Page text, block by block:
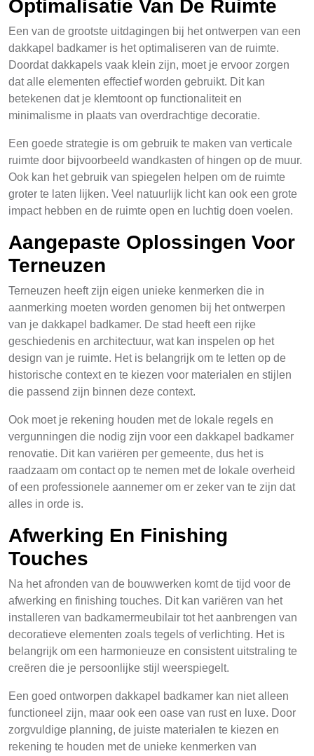
Optimalisatie Van De Ruimte
Een van de grootste uitdagingen bij het ontwerpen van een
dakkapel badkamer is het optimaliseren van de ruimte.
Doordat dakkapels vaak klein zijn, moet je ervoor zorgen
dat alle elementen effectief worden gebruikt. Dit kan
betekenen dat je klemtoont op functionaliteit en
minimalisme in plaats van overdrachtige decoratie.
Een goede strategie is om gebruik te maken van verticale
ruimte door bijvoorbeeld wandkasten of hingen op de muur.
Ook kan het gebruik van spiegelen helpen om de ruimte
groter te laten lijken. Veel natuurlijk licht kan ook een grote
impact hebben en de ruimte open en luchtig doen voelen.
Aangepaste Oplossingen Voor
Terneuzen
Terneuzen heeft zijn eigen unieke kenmerken die in
aanmerking moeten worden genomen bij het ontwerpen
van je dakkapel badkamer. De stad heeft een rijke
geschiedenis en architectuur, wat kan inspelen op het
design van je ruimte. Het is belangrijk om te letten op de
historische context en te kiezen voor materialen en stijlen
die passend zijn binnen deze context.
Ook moet je rekening houden met de lokale regels en
vergunningen die nodig zijn voor een dakkapel badkamer
renovatie. Dit kan variëren per gemeente, dus het is
raadzaam om contact op te nemen met de lokale overheid
of een professionele aannemer om er zeker van te zijn dat
alles in orde is.
Afwerking En Finishing
Touches
Na het afronden van de bouwwerken komt de tijd voor de
afwerking en finishing touches. Dit kan variëren van het
installeren van badkamermeubilair tot het aanbrengen van
decoratieve elementen zoals tegels of verlichting. Het is
belangrijk om een harmonieuze en consistent uitstraling te
creëren die je persoonlijke stijl weerspiegelt.
Een goed ontworpen dakkapel badkamer kan niet alleen
functioneel zijn, maar ook een oase van rust en luxe. Door
zorgvuldige planning, de juiste materialen te kiezen en
rekening te houden met de unieke kenmerken van